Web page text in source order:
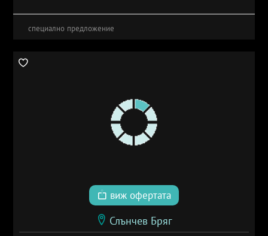
специално предложение
виж офертата
Слънчев Бряг